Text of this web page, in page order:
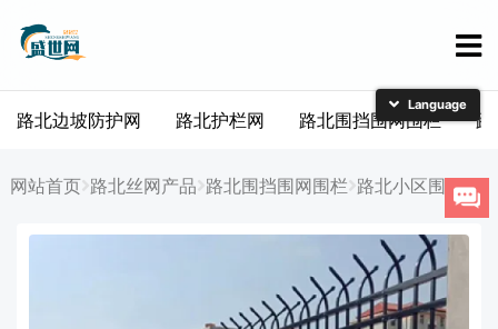
路北边坡防护网 路北护栏网 路北围挡围网围栏 路
网站首页 路北丝网产品 路北围挡围网围栏 路北小区围栏网
简体中文
日本語